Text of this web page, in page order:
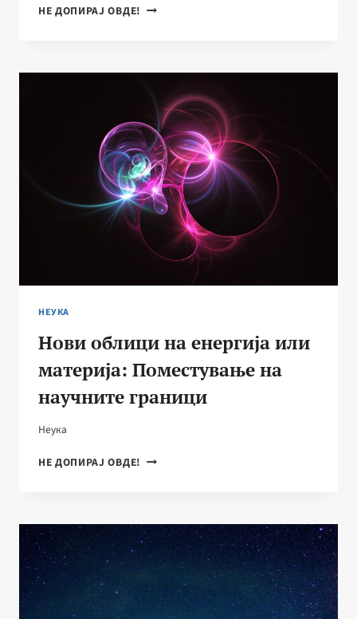
НЕ ДОПИРАЈ ОВДЕ! НАЈДОЛГАТА
НЕУКА
Нови облици на енергија или
материја: Поместување на
научните граници
Неука
НЕ ДОПИРАЈ ОВДЕ! НОВИ
ИЛИ
МАТЕРИЈА:
ПОМЕСТУВАЊЕ
НА
НАУЧНИТЕ
ГРАНИЦИ